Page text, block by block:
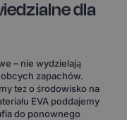
dla
– nie wydzielają
obcych zapachów.
też o środowisko na
EVA poddajemy
do ponownego